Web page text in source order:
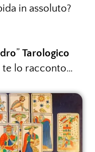
in assoluto?
” Tarologico
te lo racconto…